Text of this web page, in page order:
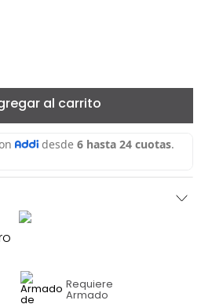
al carrito
Requiere
Armado